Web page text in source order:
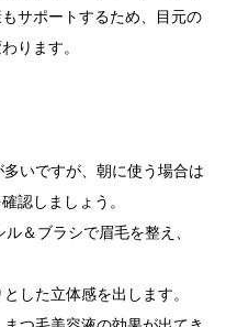
サポートするため、目元の
ります。
いですが、朝に使う場合は
認しましょう。
＆ブラシで眉毛を整え、
した立体感を出します。